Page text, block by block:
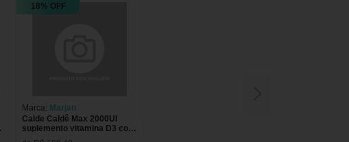
18% OFF
Marca: Marjan
Calde Caldê Max 2000UI
suplemento vitamina D3 com
cálcio e colágeno tipo II 30